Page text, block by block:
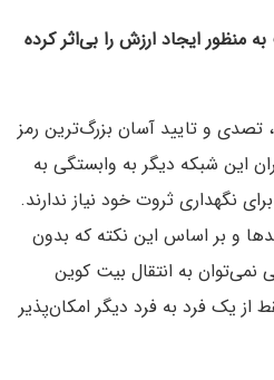
منظور ایجاد ارزش را بی‌اثر کرده
تصدی و تایید آسان بزرگ‌ترین رمز
این شبکه دیگر به وابستگی به
نگهداری ثروت خود نیاز ندارند.
و بر اساس این نکته که بدون
به انتقال بیت کوین
یک فرد به فرد دیگر امکان‌پذیر